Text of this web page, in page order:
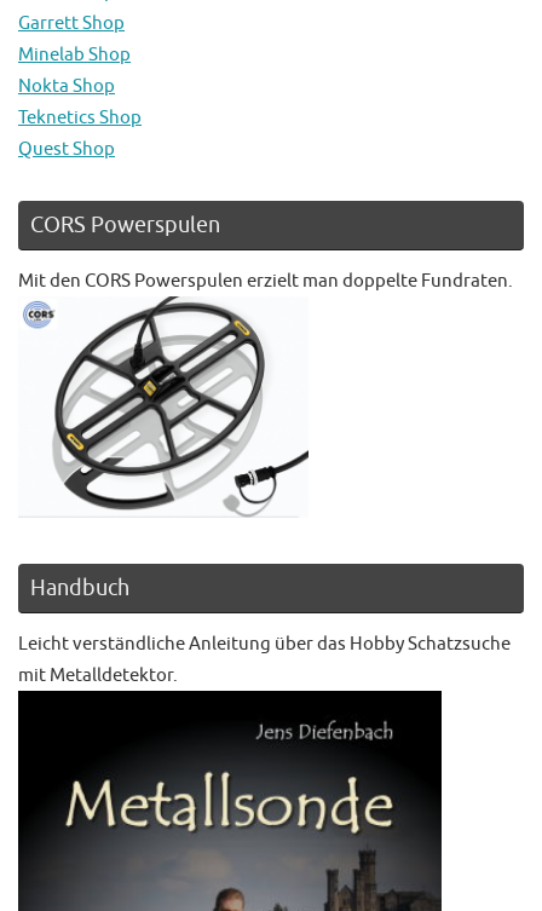
Garrett Shop
Minelab Shop
Nokta Shop
Teknetics Shop
Quest Shop
CORS Powerspulen
Mit den CORS Powerspulen erzielt man doppelte Fundraten.
Handbuch
Leicht verständliche Anleitung über das Hobby Schatzsuche
mit Metalldetektor.